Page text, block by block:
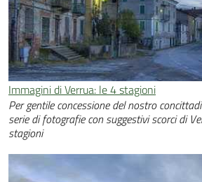
Immagini di Verrua: le 4 stagioni
Per gentile concessione del nostro
serie di fotografie con suggestivi scorci di
stagioni